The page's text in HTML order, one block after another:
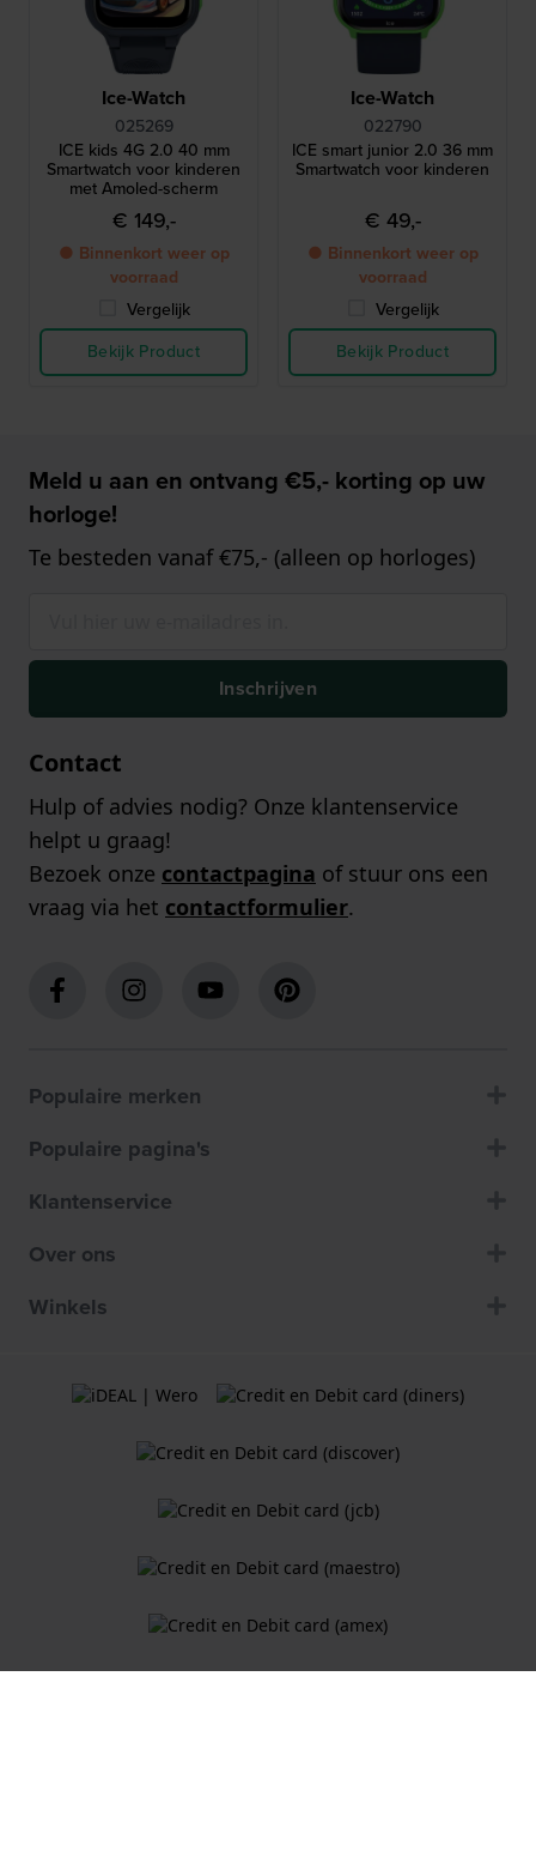
Ice-Watch
025269
ICE kids 4G 2.0 40 mm
Smartwatch voor kinderen
met Amoled-scherm
€ 149,-
● Binnenkort weer op
voorraad
Vergelijk
Bekijk Product
Ice-Watch
022790
ICE smart junior 2.0 36 mm
Smartwatch voor kinderen
€ 49,-
● Binnenkort weer op
voorraad
Vergelijk
Bekijk Product
Meld u aan en ontvang €5,- korting op uw
horloge!
Te besteden vanaf €75,- (alleen op horloges)
Inschrijven
Contact
Hulp of advies nodig? Onze klantenservice
helpt u graag!
Bezoek onze contactpagina of stuur ons een
vraag via het contactformulier.
Populaire merken
Populaire pagina's
Klantenservice
Over ons
Winkels